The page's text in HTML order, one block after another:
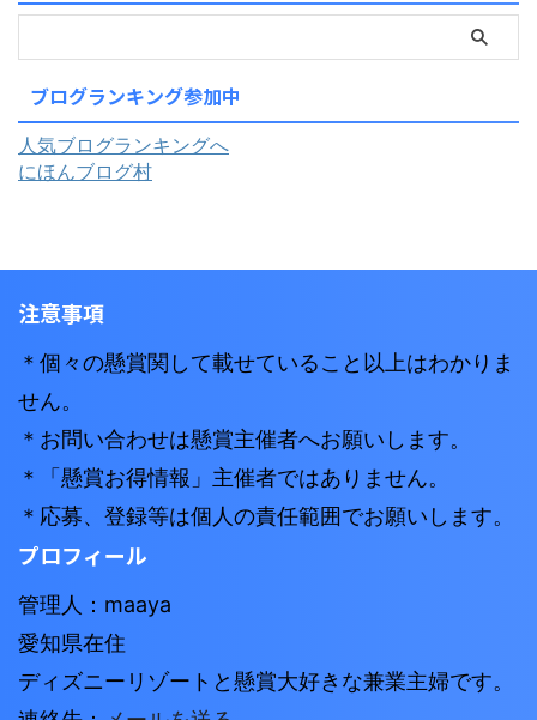
ブログランキング参加中
人気ブログランキングへ
にほんブログ村
注意事項
＊個々の懸賞関して載せていること以上はわかりま
せん。
＊お問い合わせは懸賞主催者へお願いします。
＊「懸賞お得情報」主催者ではありません。
＊応募、登録等は個人の責任範囲でお願いします。
プロフィール
管理人：maaya
愛知県在住
ディズニーリゾートと懸賞大好きな兼業主婦です。